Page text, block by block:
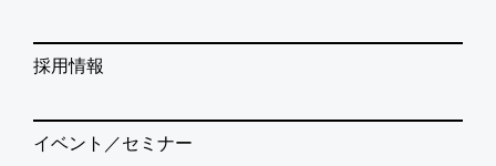
採用情報
イベント／セミナー